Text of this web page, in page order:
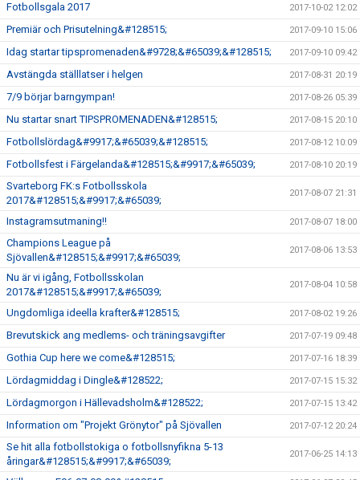
Fotbollsgala 2017 2017-10-02 12:02
Premiär och Prisutelning&#128515; 2017-09-10 15:06
Idag startar tipspromenaden&#9728;&#65039;&#128515; 2017-09-10 09:42
Avstängda ställlatser i helgen 2017-08-31 20:19
7/9 börjar barngympan! 2017-08-26 05:39
Nu startar snart TIPSPROMENADEN&#128515; 2017-08-15 20:10
Fotbollslördag&#9917;&#65039;&#128515; 2017-08-12 10:09
Fotbollsfest i Färgelanda&#128515;&#9917;&#65039; 2017-08-10 20:19
Svarteborg FK:s Fotbollsskola
2017&#128515;&#9917;&#65039;
2017-08-07 21:31
Instagramsutmaning!! 2017-08-07 18:00
Champions League på
Sjövallen&#128515;&#9917;&#65039;
2017-08-06 13:53
Nu är vi igång, Fotbollsskolan
2017&#128515;&#9917;&#65039;
2017-08-04 10:58
Ungdomliga ideella krafter&#128515; 2017-08-02 19:26
Brevutskick ang medlems- och träningsavgifter 2017-07-19 09:48
Gothia Cup here we come&#128515; 2017-07-16 18:39
Lördagmiddag i Dingle&#128522; 2017-07-15 15:32
Lördagmorgon i Hällevadsholm&#128522; 2017-07-15 13:42
Information om "Projekt Grönytor" på Sjövallen 2017-07-12 20:24
Se hit alla fotbollstokiga o fotbollsnyfikna 5-13
åringar&#128515;&#9917;&#65039;
2017-06-25 14:13